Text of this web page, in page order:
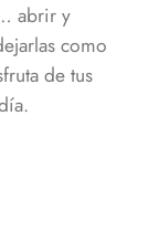
abrir y
como
de tus